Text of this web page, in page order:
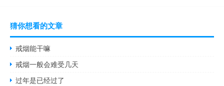
猜你想看的文章
戒烟能干嘛
戒烟一般会难受几天
过年是已经过了